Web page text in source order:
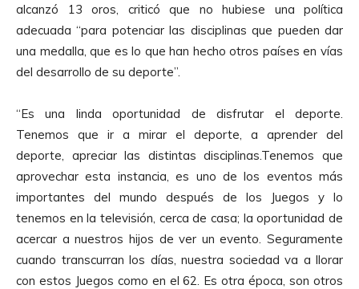
alcanzó 13 oros, criticó que no hubiese una política
adecuada “para potenciar las disciplinas que pueden dar
una medalla, que es lo que han hecho otros países en vías
del desarrollo de su deporte”.
“Es una linda oportunidad de disfrutar el deporte.
Tenemos que ir a mirar el deporte, a aprender del
deporte, apreciar las distintas disciplinas.Tenemos que
aprovechar esta instancia, es uno de los eventos más
importantes del mundo después de los Juegos y lo
tenemos en la televisión, cerca de casa; la oportunidad de
acercar a nuestros hijos de ver un evento. Seguramente
cuando transcurran los días, nuestra sociedad va a llorar
con estos Juegos como en el 62. Es otra época, son otros